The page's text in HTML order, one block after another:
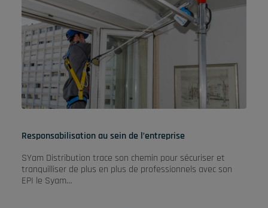
Responsabilisation au sein de l’entreprise
SYam Distribution trace son chemin pour sécuriser et
tranquilliser de plus en plus de professionnels avec son
EPI le Syam…